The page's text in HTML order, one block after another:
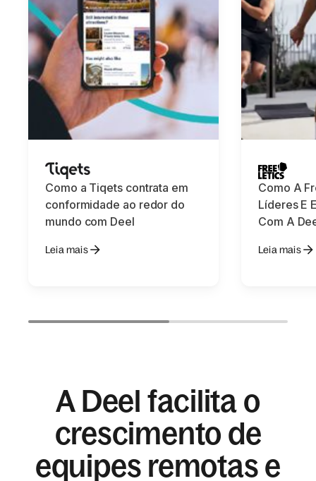
Como a Tiqets contrata em
conformidade ao redor do
mundo com Deel
Leia mais
Como A
Líderes E
Com A
Leia mais
A Deel facilita o
crescimento de
equipes remotas e